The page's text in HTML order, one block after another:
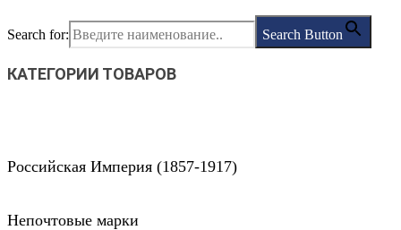
Search for: Search Button
КАТЕГОРИИ ТОВАРОВ
Российская Империя (1857-1917)
Непочтовые марки